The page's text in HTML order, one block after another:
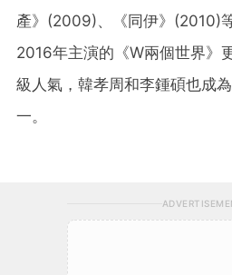
產》(2009)、《同伊》(2010)
2016年主演的《W兩個世界》
級人氣，韓孝周和李鍾碩也成
一。